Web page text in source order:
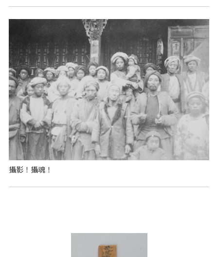
攝影！攝魂！